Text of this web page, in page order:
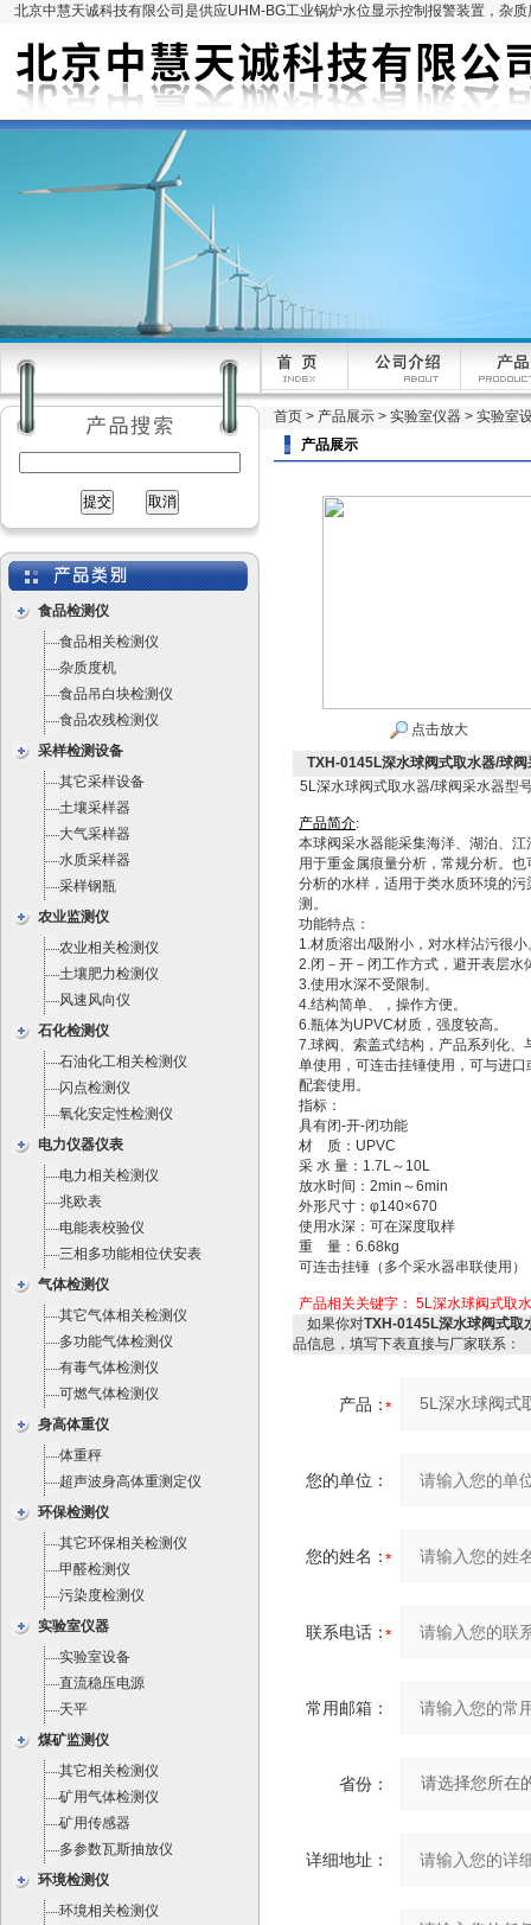
北京中慧天诚科技有限公司是供应UHM-BG工业锅炉水位显示控制报警装置，杂
食品检测仪
食品相关检测仪
杂质度机
食品吊白块检测仪
食品农残检测仪
采样检测设备
其它采样设备
土壤采样器
大气采样器
水质采样器
采样钢瓶
农业监测仪
农业相关检测仪
土壤肥力检测仪
风速风向仪
石化检测仪
石油化工相关检测仪
闪点检测仪
氧化安定性检测仪
电力仪器仪表
电力相关检测仪
兆欧表
电能表校验仪
三相多功能相位伏安表
气体检测仪
其它气体相关检测仪
多功能气体检测仪
有毒气体检测仪
可燃气体检测仪
身高体重仪
体重秤
超声波身高体重测定仪
环保检测仪
其它环保相关检测仪
甲醛检测仪
污染度检测仪
实验室仪器
实验室设备
直流稳压电源
天平
煤矿监测仪
其它相关检测仪
矿用气体检测仪
矿用传感器
多参数瓦斯抽放仪
环境检测仪
环境相关检测仪
首页 > 产品展示 > 实验室仪器 > 实验室
产品展示
点击放大
TXH-0145L深水球阀式取水器/球
5L深水球阀式取水器/球阀采水器型
产品简介:
本球阀采水器能采集海洋、湖泊、江
用于重金属痕量分析，常规分析。也
分析的水样，适用于类水质环境的污
测。
功能特点：
1.材质溶出/吸附小，对水样沾污很小
2.闭－开－闭工作方式，避开表层水
3.使用水深不受限制。
4.结构简单、，操作方便。
6.瓶体为UPVC材质，强度较高。
7.球阀、索盖式结构，产品系列化、
单使用，可连击挂锤使用，可与进口
配套使用。
指标：
具有闭-开-闭功能
材 质：UPVC
采 水 量：1.7L～10L
放水时间：2min～6min
外形尺寸：φ140×670
使用水深：可在深度取样
重 量：6.68kg
可连击挂锤（多个采水器串联使用）
产品相关关键字： 5L深水球阀式取
如果你对TXH-0145L深水球阀式取
品信息，填写下表直接与厂家联系：
产品：
您的单位：
您的姓名：
联系电话：
常用邮箱：
省份：
详细地址：